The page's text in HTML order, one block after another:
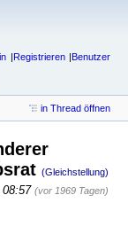
Registrieren Benutzer
in Thread öffnen
(Gleichstellung)
08:57 (vor 1969 Tagen)